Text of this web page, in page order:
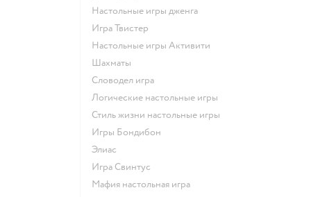
Настольные игры дженга
Игра Твистер
Настольные игры Активити
Шахматы
Словодел игра
Логические настольные игры
Стиль жизни настольные игры
Игры Бондибон
Элиас
Игра Свинтус
Мафия настольная игра